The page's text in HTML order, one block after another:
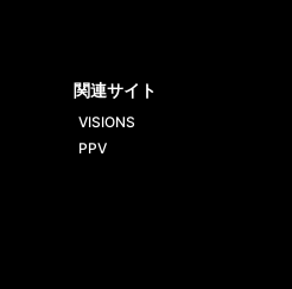
関連サイト
VISIONS
PPV